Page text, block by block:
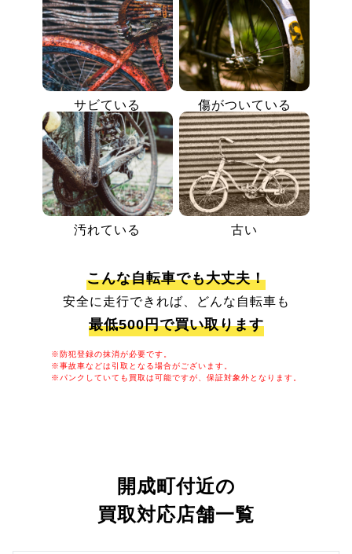
サビている 傷がついている
汚れている 古い
こんな自転車でも大丈夫！
安全に走行できれば、どんな自転車も
最低500円で買い取ります
※防犯登録の抹消が必要です。
※事故車などは引取となる場合がございます。
※パンクしていても買取は可能ですが、保証対象外となります。
開成町付近の
買取対応店舗一覧